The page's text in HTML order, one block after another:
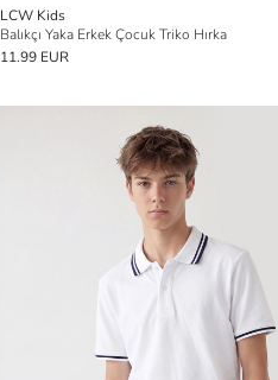
LCW Kids
Balıkçı Yaka Erkek Çocuk Triko Hırka
11.99 EUR